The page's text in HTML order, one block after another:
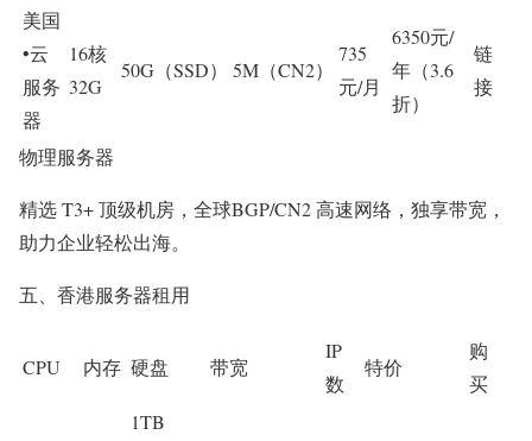
美国
•云
服务
器
16核
32G
50G（SSD） 5M（CN2）
735
元/月
6350元/
年（3.6
折）
链
接
物理服务器
精选 T3+ 顶级机房，全球BGP/CN2 高速网络，独享带宽，
助力企业轻松出海。
五、香港服务器租用
CPU 内存 硬盘 带宽
IP
数
特价
购
买
1TB